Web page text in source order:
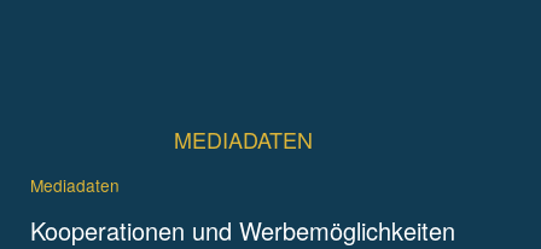
MEDIADATEN
Mediadaten
Kooperationen und Werbemöglichkeiten